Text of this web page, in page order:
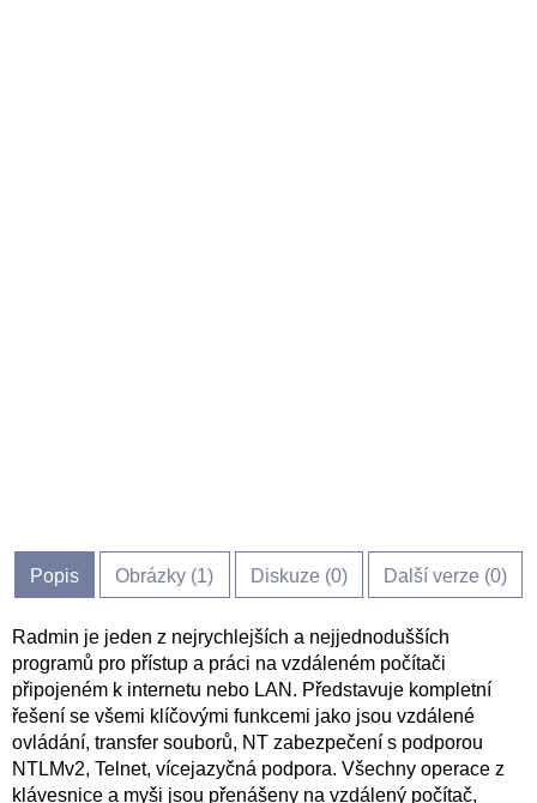
Popis Obrázky (1) Diskuze (0) Další verze (0)
Radmin je jeden z nejrychlejších a nejjednodušších
programů pro přístup a práci na vzdáleném počítači
připojeném k internetu nebo LAN. Představuje kompletní
řešení se všemi klíčovými funkcemi jako jsou vzdálené
ovládání, transfer souborů, NT zabezpečení s podporou
NTLMv2, Telnet, vícejazyčná podpora. Všechny operace z
klávesnice a myši jsou přenášeny na vzdálený počítač,